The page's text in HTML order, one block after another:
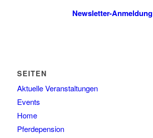
Newsletter-Anmeldung
SEITEN
Aktuelle Veranstaltungen
Events
Home
Pferdepension